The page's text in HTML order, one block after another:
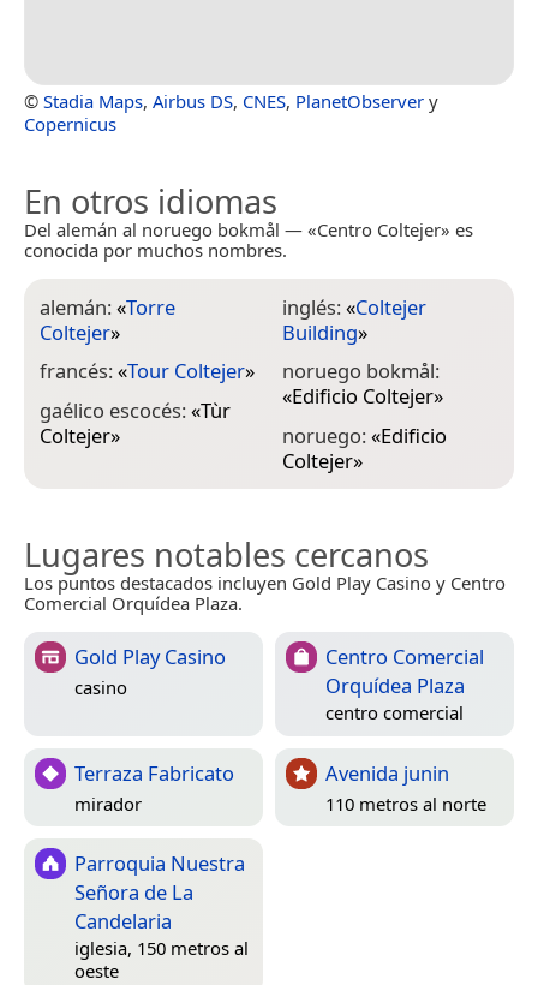
© Stadia Maps, Airbus DS, CNES, PlanetObserver y
Copernicus
En otros idiomas
Del alemán al noruego bokmål — «Centro Coltejer» es
conocida por muchos nombres.
alemán:«Torre
Coltejer»
francés:«Tour Coltejer»
gaélico escocés:«Tùr
Coltejer»
inglés:«Coltejer
Building»
noruego bokmål:
«Edificio Coltejer»
noruego:«Edificio
Coltejer»
Lugares notables cercanos
Los puntos destacados incluyen Gold Play Casino y Centro
Comercial Orquídea Plaza.
Gold Play Casino
casino
Centro Comercial
Orquídea Plaza
centro comercial
Terraza Fabricato
mirador
Avenida junin
110 metros al norte
Parroquia Nuestra
Señora de La
Candelaria
iglesia, 150 metros al
oeste